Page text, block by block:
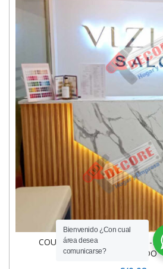
COUNTERS-MOSTRADORES-
RANURADO
Bienvenido ¿Con cual
área desea
comunicarse?